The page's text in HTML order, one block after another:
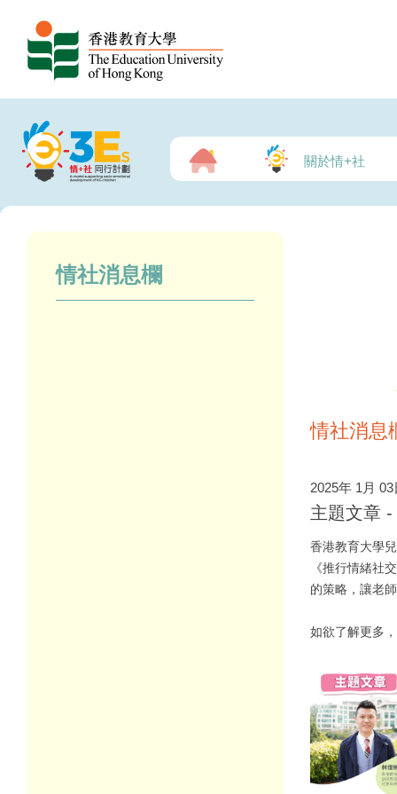
關於情+社
情社消息欄
情社消息
2025年 1月 03
主題文章
香港教育大學
《推行情緒社
的策略，讓老
如欲了解更多